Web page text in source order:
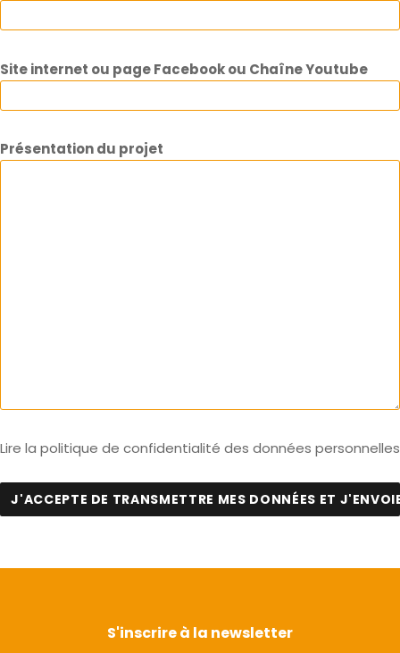
Site internet ou page Facebook ou Chaîne Youtube
Présentation du projet
Lire la politique de confidentialité des données personnelles
S'inscrire à la newsletter